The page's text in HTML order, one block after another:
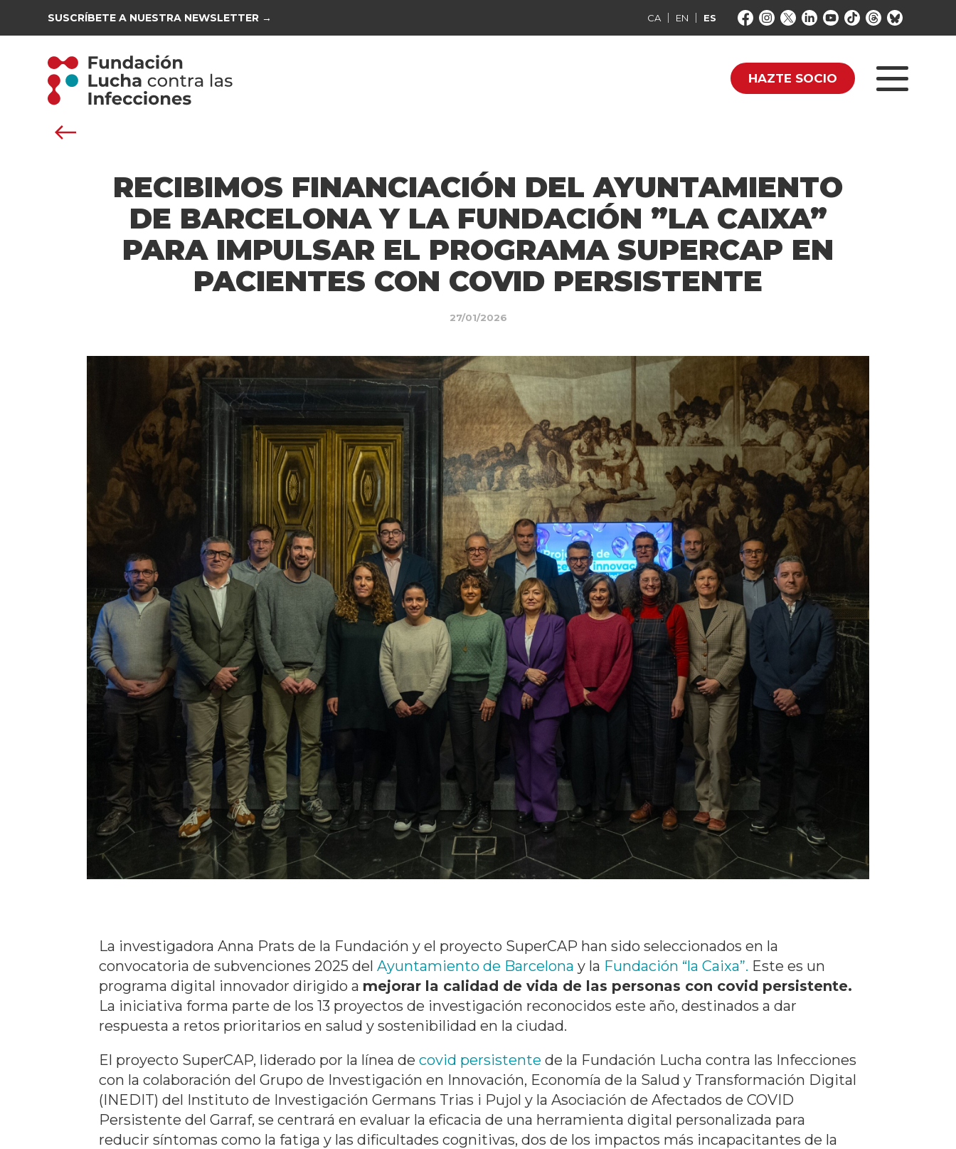
SUSCRÍBETE A NUESTRA NEWSLETTER → CA EN ES
HAZTE SOCIO
RECIBIMOS FINANCIACIÓN DEL AYUNTAMIENTO
DE BARCELONA Y LA FUNDACIÓN ”LA CAIXA”
PARA IMPULSAR EL PROGRAMA SUPERCAP EN
PACIENTES CON COVID PERSISTENTE
27/01/2026
La investigadora Anna Prats de la Fundación y el proyecto SuperCAP han sido seleccionados en la
convocatoria de subvenciones 2025 delAyuntamiento de Barcelona y la Fundación “la Caixa”. Este es un
programa digital innovador dirigido a mejorar la calidad de vida de las personas con covid persistente.
La iniciativa forma parte de los 13 proyectos de investigación reconocidos este año, destinados a dar
respuesta a retos prioritarios en salud y sostenibilidad en la ciudad.
El proyecto SuperCAP, liderado por la línea decovid persistente de la Fundación Lucha contra las Infecciones
con la colaboración del Grupo de Investigación en Innovación, Economía de la Salud y Transformación Digital
(INEDIT) del Instituto de Investigación Germans Trias i Pujol y la Asociación de Afectados de COVID
Persistente del Garraf, se centrará en evaluar la eficacia de una herramienta digital personalizada para
reducir síntomas como la fatiga y las dificultades cognitivas, dos de los impactos más incapacitantes de la